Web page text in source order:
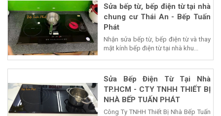
Sửa bếp từ, bếp điện từ tại nhà
chung cư Thái An - Bếp Tuấn
Phát
Nhận sửa bếp từ, bếp điện từ và thay
mặt kính bếp điện từ tại nhà khu...
Sửa Bếp Điện Từ Tại Nhà
TP.HCM - CTY TNHH THIẾT BỊ
NHÀ BẾP TUẤN PHÁT
Công Ty TNHH Thiết Bị Nhà Bếp Tuấn